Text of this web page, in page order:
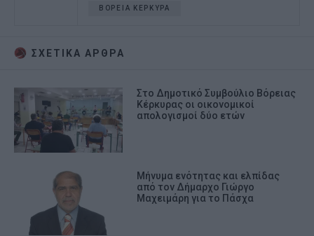
ΒΟΡΕΙΑ ΚΕΡΚΥΡΑ
ΣΧΕΤΙΚA AΡΘΡΑ
Στο Δημοτικό Συμβούλιο Βόρειας
Κέρκυρας οι οικονομικοί
απολογισμοί δύο ετών
Μήνυμα ενότητας και ελπίδας
από τον Δήμαρχο Γιώργο
Μαχειμάρη για το Πάσχα